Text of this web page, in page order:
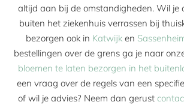
altijd aan bij de omstandigheden. Wil je
buiten het ziekenhuis verrassen bij
bezorgen ook in Katwijken
bestellingen over de grens ga je naar
bloemen te laten bezorgen in het
een vraag over de regels van een
of wil je advies? Neem dan gerust